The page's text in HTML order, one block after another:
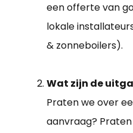
een offerte van
lokale
& zonneboilers).
Wat zijn de
Praten we over
aanvraag?